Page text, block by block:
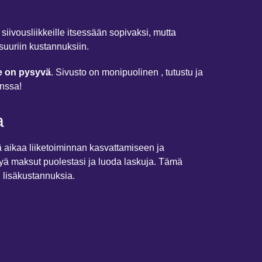
siivousliikkeille itsessään sopivaksi, mutta
kustannuksiin.
on pysyvä. Sivusto on monipuolinen , tutustu ja
liiketoiminnan kasvattamiseen ja
maksut puolestasi ja luoda laskuja. Tämä